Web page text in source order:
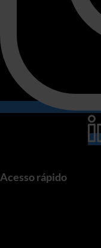
Acesso rápido